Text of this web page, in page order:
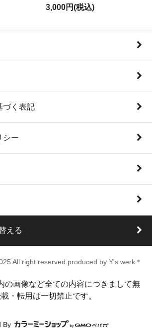
3,000円(税込)
づく表記
シー
える
All right reserved.produced by Y's werk＊
の画像など全ての内容につきまして無
・転用は一切禁止です。
By